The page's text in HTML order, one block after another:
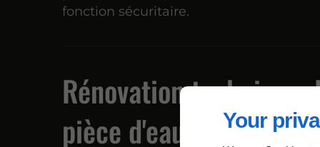
Your
fonction sécuritaire.
Rénovation technique
pièce d'eau à Montluel